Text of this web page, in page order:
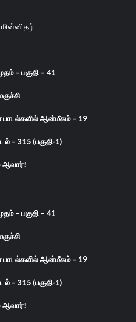
– பகுதி – 41
ஆன்மீகம் – 19
– 315 (பகுதி-1)
ஆவார்!
– பகுதி – 41
ஆன்மீகம் – 19
– 315 (பகுதி-1)
ஆவார்!